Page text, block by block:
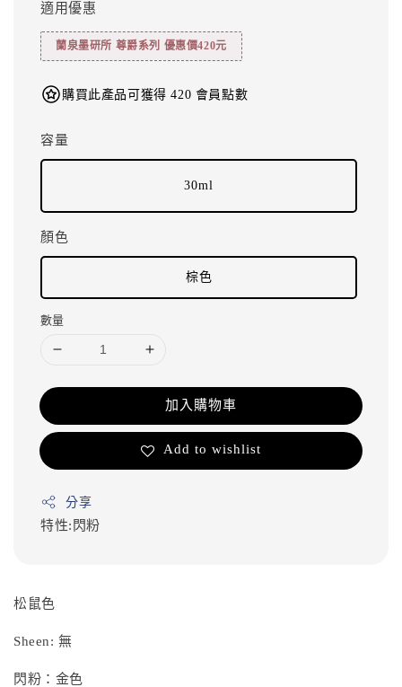
適用優惠
蘭泉墨研所 尊爵系列 優惠價420元
購買此產品可獲得 420 會員點數
容量
30ml
顏色
棕色
數量
加入購物車
Add to wishlist
分享
特性:閃粉
松鼠色
Sheen: 無
閃粉：金色